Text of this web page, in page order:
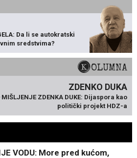
Da li se autokratski
sredstvima?
KOLUMNA
ZDENKO DUKA
MIŠLJENJE ZDENKA DUKE: Dijaspora kao
politički projekt HDZ-a
VODU: More pred kućom,